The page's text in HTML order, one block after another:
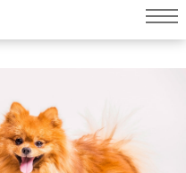
doesn't exist::SQL
where pagina=146